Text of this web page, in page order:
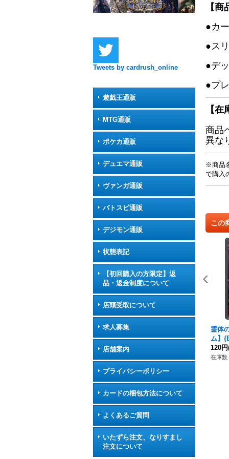
Tweets by cardrush_online
遊戯王通販
MTG通販
ポケカ通販
デュエマ通販
ヴァンガ通販
バトスピ通販
デジモン通販
状態表記
【初回購入の方限定】返
品・返金制度について
店頭受取について
求人募集
店舗案内
プライバシーポリシー
カードの梱包方法について
よくあるご質問
いたずら注文、なりすまし
注文について
【
●カ
●ス
●デ
●プ
【
商品
異な
※商品
で購入
この
霊体
ム】
ア》
120円
在庫数